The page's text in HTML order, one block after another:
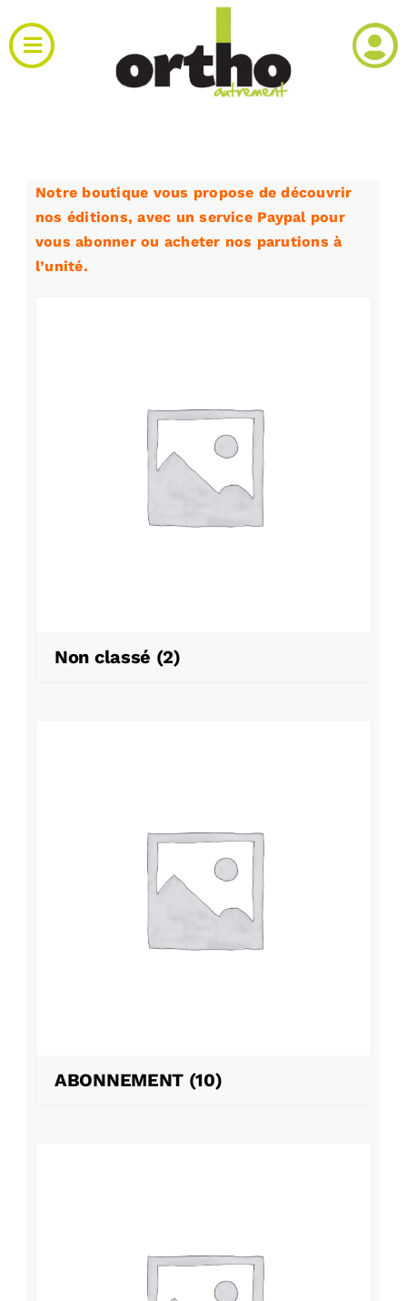
au
contenu
Toggle
Navigation
Produits
Notre boutique vous propose de découvrir
nos éditions, avec un service Paypal pour
vous abonner ou acheter nos parutions à
l’unité.
Non classé (2)
ABONNEMENT (10)